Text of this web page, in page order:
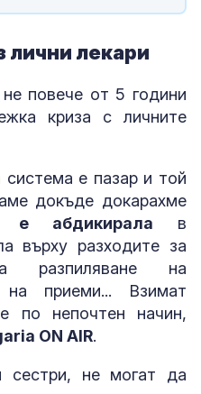
лични лекари
повече от 5 години
криза с личните
е пазар и той
докъде докарахме
абдикирала в
върху разходите за
разпиляване на
на приеми... Взимат
по непочтен начин,
ON AIR.
сестри, не могат да